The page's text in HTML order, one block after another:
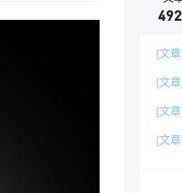
[文
[文
[文
[文